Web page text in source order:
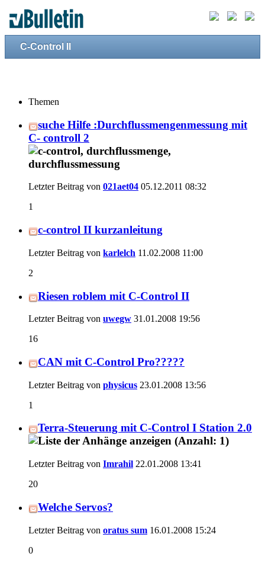
C-Control II
Themen
suche Hilfe :Durchflussmengenmessung mit
C- controll 2
Letzter Beitrag von 021aet04 05.12.2011 08:32
1
c-control II kurzanleitung
Letzter Beitrag von karlelch 11.02.2008 11:00
2
Riesen roblem mit C-Control II
Letzter Beitrag von uwegw 31.01.2008 19:56
16
CAN mit C-Control Pro?????
Letzter Beitrag von physicus 23.01.2008 13:56
1
Terra-Steuerung mit C-Control I Station 2.0
Letzter Beitrag von Imrahil 22.01.2008 13:41
20
Welche Servos?
Letzter Beitrag von oratus sum 16.01.2008 15:24
0